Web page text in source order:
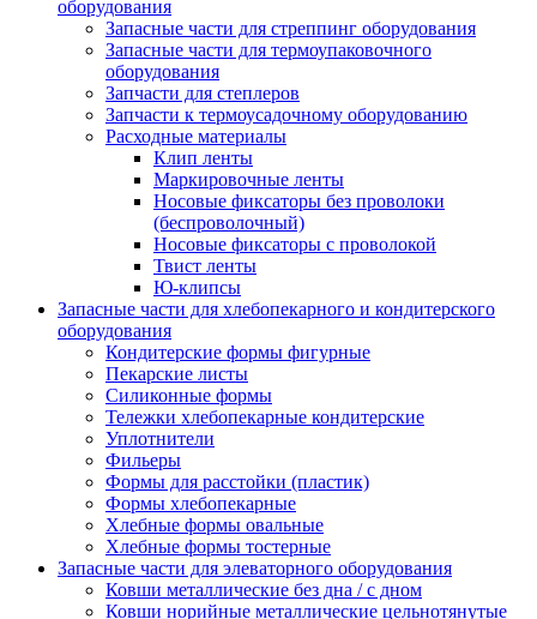
оборудования
Запасные части для стреппинг оборудования
Запасные части для термоупаковочного
оборудования
Запчасти для степлеров
Запчасти к термоусадочному оборудованию
Расходные материалы
Клип ленты
Маркировочные ленты
Носовые фиксаторы без проволоки
(беспроволочный)
Носовые фиксаторы с проволокой
Твист ленты
Ю-клипсы
Запасные части для хлебопекарного и кондитерского
оборудования
Кондитерские формы фигурные
Пекарские листы
Силиконные формы
Тележки хлебопекарные кондитерские
Уплотнители
Фильеры
Формы для расстойки (пластик)
Формы хлебопекарные
Хлебные формы овальные
Хлебные формы тостерные
Запасные части для элеваторного оборудования
Ковши металлические без дна / с дном
Ковши норийные металлические цельнотянутые